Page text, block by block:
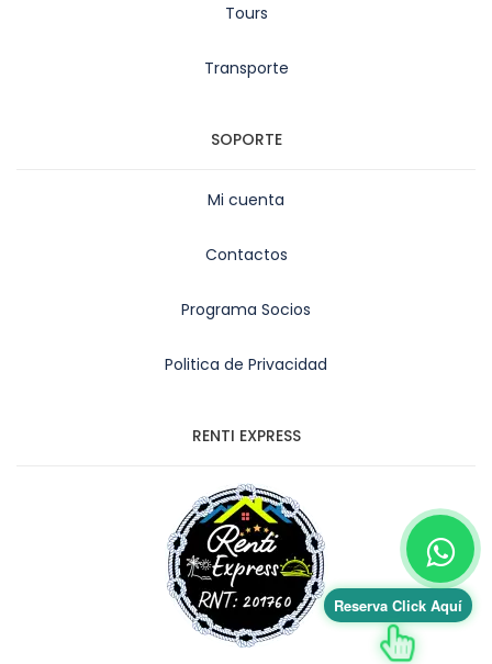
Reserva Click Aquí
Tours
Transporte
SOPORTE
Mi cuenta
Contactos
Programa Socios
Politica de Privacidad
RENTI EXPRESS